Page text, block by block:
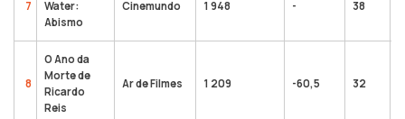
7
Water:
Abismo
Cinemundo 1 948 - 38
8
O Ano da
Morte de
Ricardo
Reis
Ar de Filmes 1 209 -60,5 32